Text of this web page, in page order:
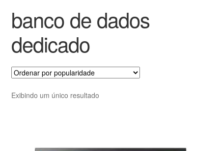
Serviços
Produtos
Blog
Contato
banco de dados
dedicado
Exibindo um único resultado